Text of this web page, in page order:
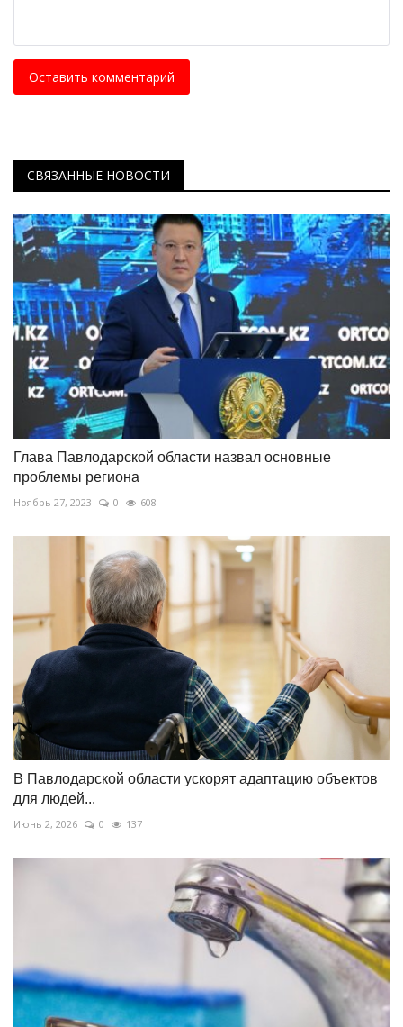
Оставить комментарий
СВЯЗАННЫЕ НОВОСТИ
Глава Павлодарской области назвал основные
проблемы региона
Ноябрь 27, 2023 0 608
В Павлодарской области ускорят адаптацию объектов
для людей...
Июнь 2, 2026 0 137